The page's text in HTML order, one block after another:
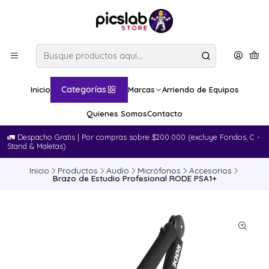
Inicio Categorías Marcas Arriendo de Equipos
Quienes SomosContacto
🚛​ Despacho Gratis | Por compras sobre $200.000 (excluye Fondos, C -
Stand & Maletas)
Inicio Productos Audio Micrófonos Accesorios
Brazo de Estudio Profesional RODE PSA1+